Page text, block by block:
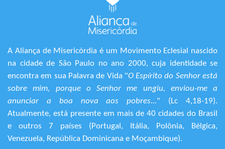
A Aliança de Misericórdia é um Movimento Eclesial nascido
na cidade de São Paulo no ano 2000, cuja identidade se
encontra em sua Palavra de Vida "O Espírito do Senhor está
sobre mim, porque o Senhor me ungiu, enviou-me a
anunciar a boa nova aos pobres..." (Lc 4,18-19).
Atualmente, está presente em mais de 40 cidades do Brasil
e outros 7 países (Portugal, Itália, Polônia, Bélgica,
Venezuela, República Dominicana e Moçambique).